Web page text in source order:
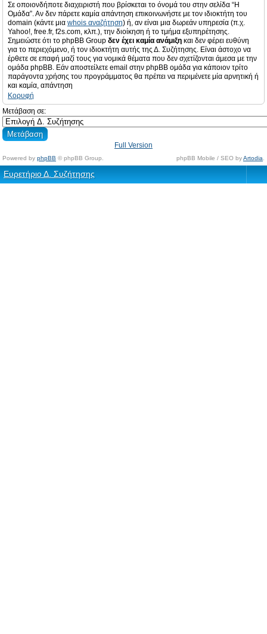
Σε οποιονδήποτε διαχειριστή που βρίσκεται το όνομά του στην σελίδα “Η
Ομάδα”. Αν δεν πάρετε καμία απάντηση επικοινωνήστε με τον ιδιοκτήτη του
domain (κάντε μια whois αναζήτηση) ή, αν είναι μια δωρεάν υπηρεσία (π.χ.
Yahoo!, free.fr, f2s.com, κλπ.), την διοίκηση ή το τμήμα εξυπηρέτησης.
Σημειώστε ότι το phpBB Group δεν έχει καμία ανάμιξη και δεν φέρει ευθύνη
για το περιεχόμενο, ή τον ιδιοκτήτη αυτής της Δ. Συζήτησης. Είναι άστοχο να
έρθετε σε επαφή μαζί τους για νομικά θέματα που δεν σχετίζονται άμεσα με την
ομάδα phpBB. Εάν αποστείλετε email στην phpBB ομάδα για κάποιον τρίτο
παράγοντα χρήσης του προγράμματος θα πρέπει να περιμένετε μία αρνητική ή
και καμία, απάντηση
Κορυφή
Μετάβαση σε:
Full Version
Powered by phpBB © phpBB Group. phpBB Mobile / SEO byArtodia
Ευρετήριο Δ. Συζήτησης